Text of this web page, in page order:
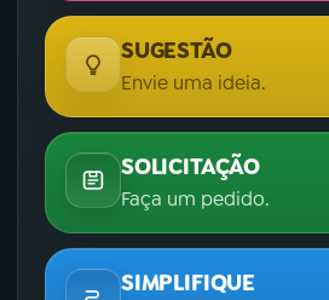
SUGESTÃO
Envie uma ideia.
SOLICITAÇÃO
Faça um pedido.
SIMPLIFIQUE